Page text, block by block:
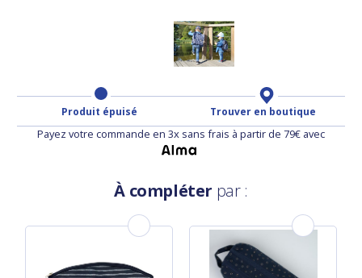
Produit épuisé Trouver en boutique
Payez votre commande en 3x sans frais à partir de 79€ avec
À compléter par :